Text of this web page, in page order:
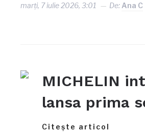
marți, 7 iulie 2026, 3:01 De: Ana C
MICHELIN
lansa prima
Citește articol